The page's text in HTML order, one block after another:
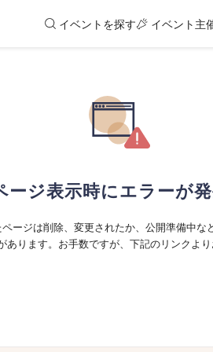
イベントを探す イベント主
ージ表示時にエラーが発
ージは削除、変更されたか、公開準備中な
あります。お手数ですが、下記のリンクより